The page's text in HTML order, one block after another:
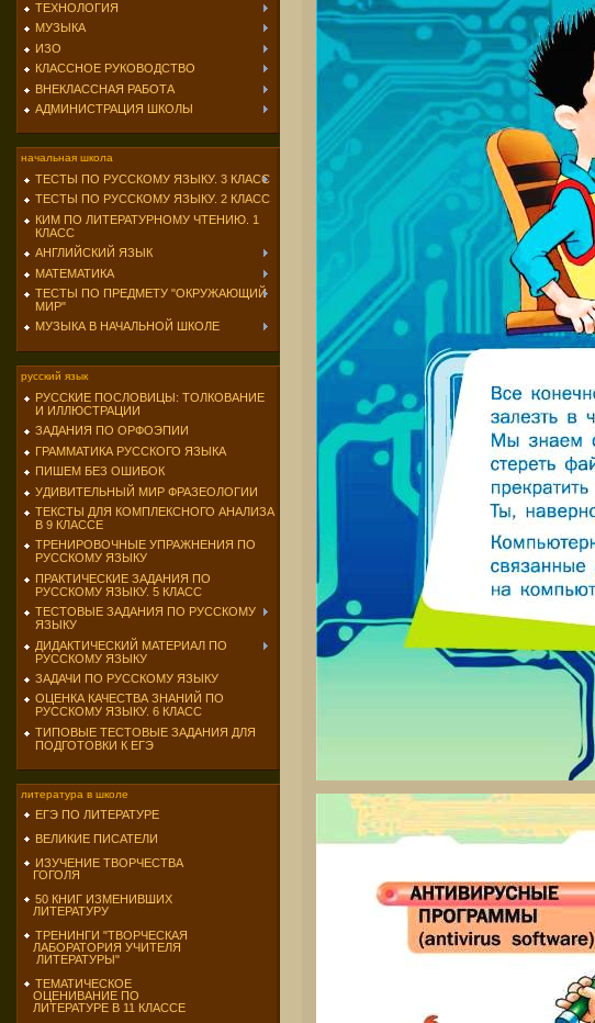
ТЕХНОЛОГИЯ
МУЗЫКА
ИЗО
КЛАССНОЕ РУКОВОДСТВО
ВНЕКЛАССНАЯ РАБОТА
АДМИНИСТРАЦИЯ ШКОЛЫ
начальная школа
ТЕСТЫ ПО РУССКОМУ ЯЗЫКУ. 3 КЛАСС
ТЕСТЫ ПО РУССКОМУ ЯЗЫКУ. 2 КЛАСС
КИМ ПО ЛИТЕРАТУРНОМУ ЧТЕНИЮ. 1
КЛАСС
АНГЛИЙСКИЙ ЯЗЫК
МАТЕМАТИКА
ТЕСТЫ ПО ПРЕДМЕТУ "ОКРУЖАЮЩИЙ
МИР"
МУЗЫКА В НАЧАЛЬНОЙ ШКОЛЕ
русский язык
РУССКИЕ ПОСЛОВИЦЫ: ТОЛКОВАНИЕ
И ИЛЛЮСТРАЦИИ
ЗАДАНИЯ ПО ОРФОЭПИИ
ГРАММАТИКА РУССКОГО ЯЗЫКА
ПИШЕМ БЕЗ ОШИБОК
УДИВИТЕЛЬНЫЙ МИР ФРАЗЕОЛОГИИ
ТЕКСТЫ ДЛЯ КОМПЛЕКСНОГО АНАЛИЗА
В 9 КЛАССЕ
ТРЕНИРОВОЧНЫЕ УПРАЖНЕНИЯ ПО
РУССКОМУ ЯЗЫКУ
ПРАКТИЧЕСКИЕ ЗАДАНИЯ ПО
РУССКОМУ ЯЗЫКУ. 5 КЛАСС
ТЕСТОВЫЕ ЗАДАНИЯ ПО РУССКОМУ
ЯЗЫКУ
ДИДАКТИЧЕСКИЙ МАТЕРИАЛ ПО
РУССКОМУ ЯЗЫКУ
ЗАДАЧИ ПО РУССКОМУ ЯЗЫКУ
ОЦЕНКА КАЧЕСТВА ЗНАНИЙ ПО
РУССКОМУ ЯЗЫКУ. 6 КЛАСС
ТИПОВЫЕ ТЕСТОВЫЕ ЗАДАНИЯ ДЛЯ
ПОДГОТОВКИ К ЕГЭ
литература в школе
ЕГЭ ПО ЛИТЕРАТУРЕ
ВЕЛИКИЕ ПИСАТЕЛИ
ИЗУЧЕНИЕ ТВОРЧЕСТВА
ГОГОЛЯ
50 КНИГ ИЗМЕНИВШИХ
ЛИТЕРАТУРУ
ТРЕНИНГИ "ТВОРЧЕСКАЯ
ЛАБОРАТОРИЯ УЧИТЕЛЯ
ЛИТЕРАТУРЫ"
ТЕМАТИЧЕСКОЕ
ОЦЕНИВАНИЕ ПО
ЛИТЕРАТУРЕ В 11 КЛАССЕ